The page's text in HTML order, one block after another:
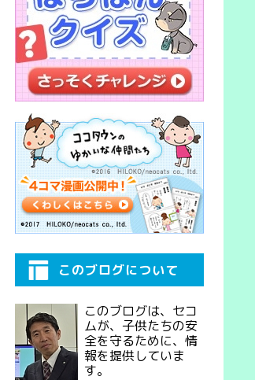
このブログについて
このブログは、セコ
ムが、子供たちの安
全を守るために、情
報を提供していま
す。